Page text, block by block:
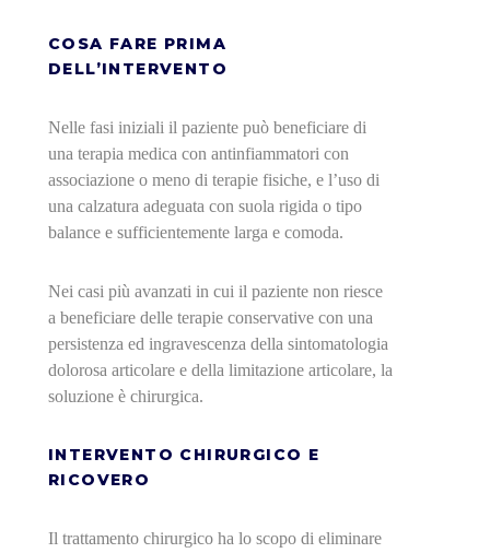
COSA FARE PRIMA
DELL’INTERVENTO
Nelle fasi iniziali il paziente può beneficiare di
una terapia medica con antinfiammatori con
associazione o meno di terapie fisiche, e l’uso di
una calzatura adeguata con suola rigida o tipo
balance e sufficientemente larga e comoda.
Nei casi più avanzati in cui il paziente non riesce
a beneficiare delle terapie conservative con una
persistenza ed ingravescenza della sintomatologia
dolorosa articolare e della limitazione articolare, la
soluzione è chirurgica.
INTERVENTO CHIRURGICO E
RICOVERO
Il trattamento chirurgico ha lo scopo di eliminare